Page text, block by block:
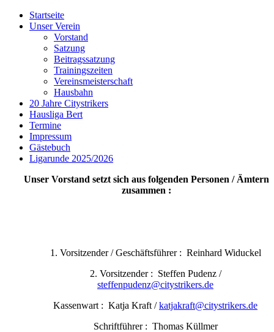
Startseite
Unser Verein
Vorstand
Satzung
Beitragssatzung
Trainingszeiten
Vereinsmeisterschaft
Hausbahn
20 Jahre Citystrikers
Hausliga Bert
Termine
Impressum
Gästebuch
Ligarunde 2025/2026
Unser Vorstand setzt sich aus folgenden Personen / Ämtern
zusammen :
1. Vorsitzender / Geschäftsführer : Reinhard Widuckel
2. Vorsitzender : Steffen Pudenz /
steffenpudenz@citystrikers.de
Kassenwart : Katja Kraft /katjakraft@citystrikers.de
Schriftführer : Thomas Küllmer